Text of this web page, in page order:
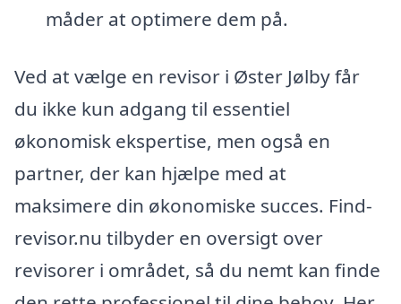
måder at optimere dem på.
Ved at vælge en revisor i Øster Jølby får
du ikke kun adgang til essentiel
økonomisk ekspertise, men også en
partner, der kan hjælpe med at
maksimere din økonomiske succes. Find-
revisor.nu tilbyder en oversigt over
revisorer i området, så du nemt kan finde